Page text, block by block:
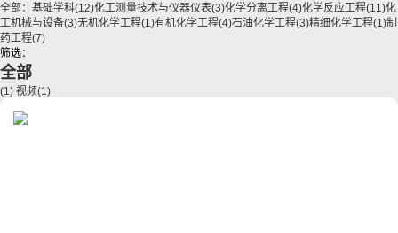
全部： 基础学科(12)化工测量技术与仪器仪表(3)化学分离工程(4)化学反应工程(11)化
工机械与设备(3)无机化学工程(1)有机化学工程(4)石油化学工程(3)精细化学工程(1)制
药工程(7)
筛选：
全部
(1) 视频(1)